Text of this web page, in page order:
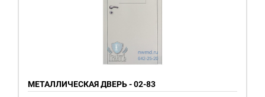
МЕТАЛЛИЧЕСКАЯ ДВЕРЬ - 02-83